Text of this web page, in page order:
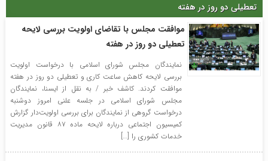
استاندار گیلان؛ گیلان می‌تواند قطب ملی اردوها و مسابقات ورزش کارگری
شود
با حضور مدیر امور عمرانی، زیربنایی و محیط زیست دبیرخانه شورای‌عالی
مناطق آزاد و ویژه اقتصادی؛ آخرین وضعیت پروژه‌های عمرانی منطقه آزاد انزلی
بررسی شد
در راستای ظرفیت‌سازی و توسعه: فاز اول افزایش ظرفیت پست لاهیجان۲ به
بهره‌برداری و در مدار قرار گرفت
با حضور معاون امور هنری وزارت فرهنگ و ارشاد اسلامی؛جلسه شورای
سیاستگذاری جشنواره تئاتر خیابانی شهروند لاهیجان برگزار شد
تعطیلی دو روز در هفته
موافقت مجلس با تقاضای اولویت بررسی لایحه
تعطیلی دو روز در هفته
نمایندگان مجلس شورای اسلامی با درخواست اولویت
بررسی لایحه کاهش ساعت کاری و تعطیلی دو روز در هفته
موافقت کردند. کاشف خبر / به نقل از ایسنا، نمایندگان
مجلس شورای اسلامی در جلسه علنی امروز دوشنبه
درخواست گروهی از نمایندگان برای بررسی اولویت‌دار گزارش
کمیسیون اجتماعی درباره لایحه ماده ۸۷ قانون مدیریت
خدمات کشوری را […]